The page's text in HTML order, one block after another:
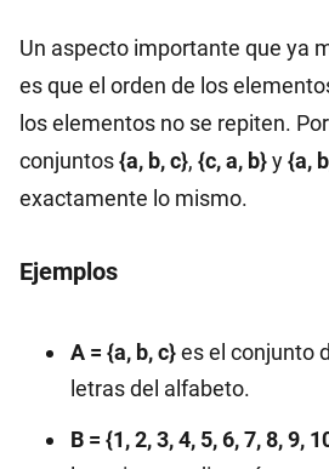
Un aspecto importante que ya
es que el orden de los
los elementos no se repiten.
conjuntos{a, b, c}, {c, a, b}y{a,
exactamente lo mismo.
Ejemplos
A = {a, b, c}es el conjunto
letras del alfabeto.
B = {1, 2, 3, 4, 5, 6, 7, 8, 9,